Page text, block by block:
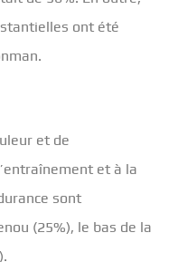
ont été
et de
et à la
sont
(25%), le bas de la